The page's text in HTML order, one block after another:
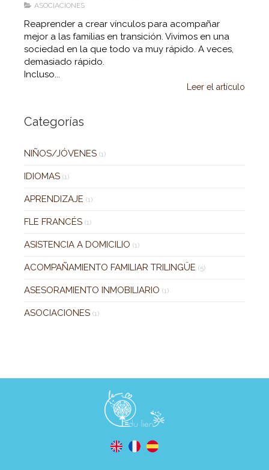
ASOCIACIONES
Reaprender a crear vínculos para acompañar
mejor a las familias en transición. Vivimos en una
sociedad en la que todo va muy rápido. A veces,
demasiado rápido.
Incluso...
Leer el artículo
Categorías
NIÑOS/JÓVENES (1)
IDIOMAS (1)
APRENDIZAJE (1)
FLE FRANCÉS (1)
ASISTENCIA A DOMICILIO (1)
ACOMPAÑAMIENTO FAMILIAR TRILINGÜE (5)
ASESORAMIENTO INMOBILIARIO (1)
ASOCIACIONES (1)